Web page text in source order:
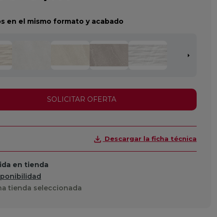
en el mismo formato y acabado
SOLICITAR OFERTA
Descargar la ficha técnica
en tienda
tienda seleccionada